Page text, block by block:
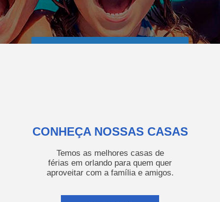
CONHEÇA NOSSAS CASAS
Temos as melhores casas de
férias em orlando para quem quer
aproveitar com a família e amigos.